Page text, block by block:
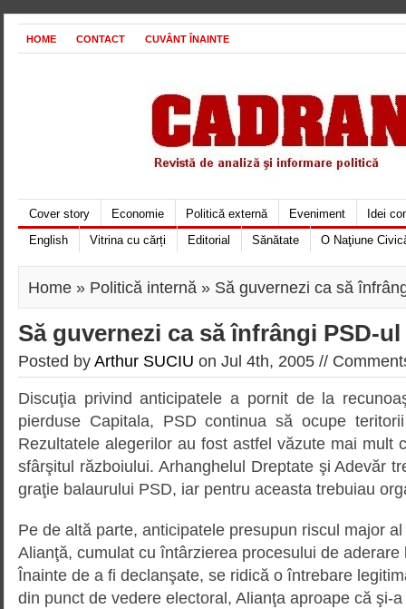
HOME CONTACT CUVÂNT ÎNAINTE
Cover story Economie Politică externă Eveniment
Idei
English
Vitrina cu cărți Editorial Sănătate O Naţiune
Home » Politică internă » Să guvernezi ca să
Să guvernezi ca să înfrângi PSD-ul
Posted byArthur SUCIU on Jul 4th, 2005 //
Discuţia privind anticipatele a pornit de la
pierduse Capitala, PSD continua să ocupe
Rezultatele alegerilor au fost astfel văzute mai mult
sfârşitul războiului. Arhanghelul Dreptate şi Adevăr
graţie balaurului PSD, iar pentru aceasta trebuiau
Pe de altă parte, anticipatele presupun riscul major
Alianţă, cumulat cu întârzierea procesului de
Înainte de a fi declanşate, se ridică o întrebare
din punct de vedere electoral, Alianţa aproape că şi-